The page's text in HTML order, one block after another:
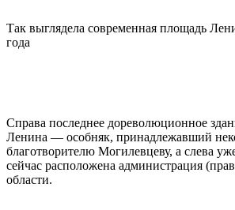
Так выглядела современная площадь
года
Справа последнее дореволюционное
Ленина — особняк, принадлежавший
благотворителю Могилевцеву, а слева
сейчас расположена администрация
области.